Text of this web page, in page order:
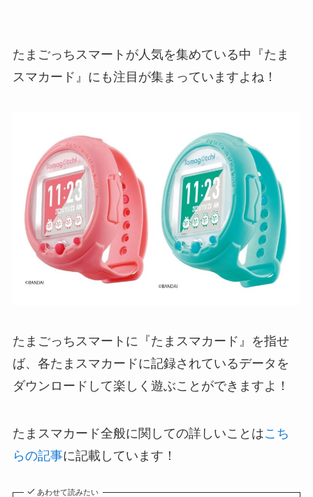
たまごっちスマートが人気を集めている中『たま
スマカード』にも注目が集まっていますよね！
たまごっちスマートに『たまスマカード』を指せ
ば、各たまスマカードに記録されているデータを
ダウンロードして楽しく遊ぶことができますよ！
たまスマカード全般に関しての詳しいことはこち
らの記事に記載しています！
あわせて読みたい